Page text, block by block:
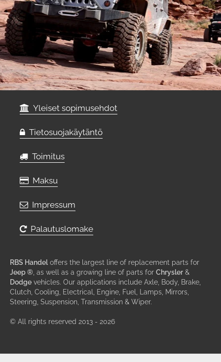
Yleiset sopimusehdot
Tietosuojakäytäntö
Toimitus
Maksu
Impressum
Palautuslomake
RBS Handel offers the largest line of replacement parts for
Jeep ® , as well as a growing line of parts for Chrysler &
Dodge vehicles. Our applications include Axle, Body, Brake,
Clutch, Cooling, Electrical, Engine, Fuel, Lamps, Mirrors,
Steering, Suspension, Transmission & Wiper.
© All rights reserved 2013 - 2026